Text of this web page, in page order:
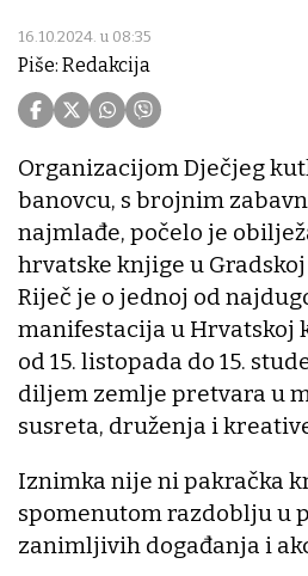
16.10.2024. u 08:35
Piše: Redakcija
Organizacijom Dječjeg
banovcu, s brojnim
najmlađe, počelo je
hrvatske knjige u
Riječ je o jednoj od
manifestacija u Hrvatskoj
od 15. listopada do 15.
diljem zemlje pretvara u
susreta, druženja i
Iznimka nije ni pakračka
spomenutom razdoblju u
zanimljivih događanja i